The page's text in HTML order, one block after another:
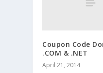
Coupon Code
.COM & .NET
April 21, 2014